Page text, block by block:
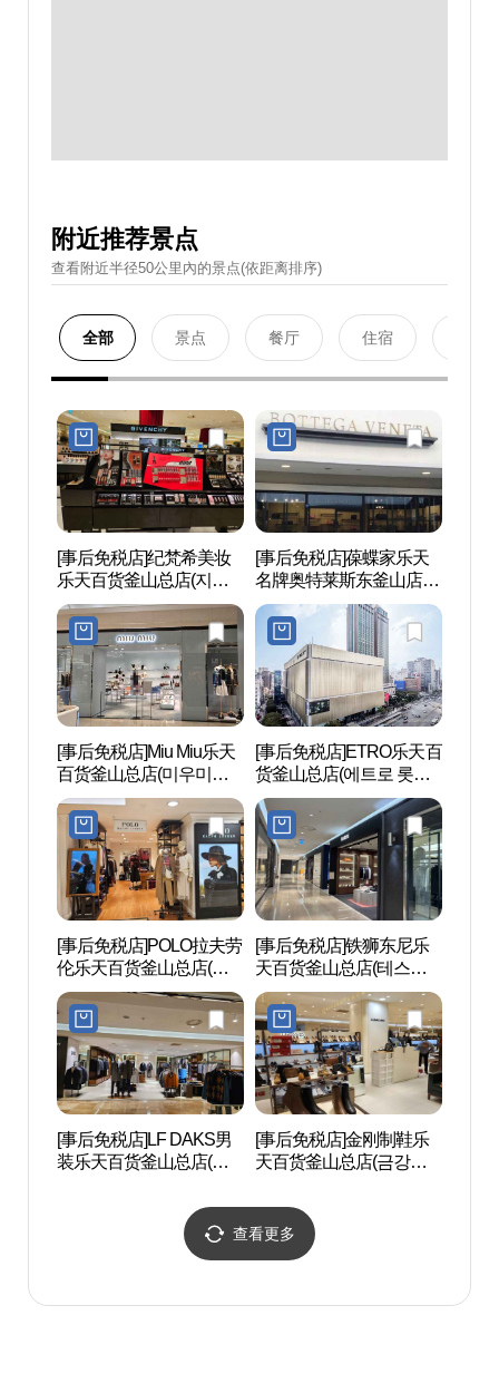
附近推荐景点
查看附近半径50公里內的景点(依距离排序)
全部 景点 餐厅 住宿
[事后免税店]纪梵希美妆
乐天百货釜山总店(지방
시뷰티 롯데백화점 부산
본점)
[事后免税店]葆蝶家乐天
名牌奥特莱斯东釜山店
(보테가베네타 롯데프리
미엄아울렛 동부산점)
[事后免税店]Miu Miu乐天
百货釜山总店(미우미우
롯데백화점 부산본점)
[事后免税店]ETRO乐天百
货釜山总店(에트로 롯데
백화점 부산본점)
[事后免税店]POLO拉夫劳
伦乐天百货釜山总店(폴
로 랄프로렌 롯데백화점
부산본점)
[事后免税店]铁狮东尼乐
天百货釜山总店(테스토
니 롯데백화점 부산본점)
[事后免税店]LF DAKS男
装乐天百货釜山总店(닥
[事后免税店]金刚制鞋乐
天百货釜山总店(금강제
查看更多